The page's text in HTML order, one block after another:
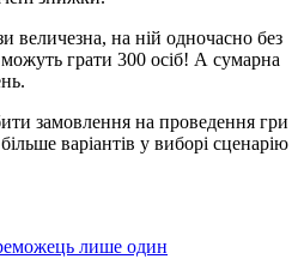
величезна, на ній одночасно без
грати 300 осіб! А сумарна
замовлення на проведення гри
варіантів у виборі сценарію
лише один